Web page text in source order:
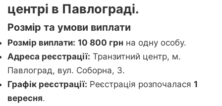
центрі в Павлограді.
Розмір та умови виплати
Розмір виплати: 10 800 грн на одну особу.
Адреса реєстрації: Транзитний центр, м.
Павлоград, вул. Соборна, 3.
Графік реєстрації: Реєстрація розпочалася 1
вересня.